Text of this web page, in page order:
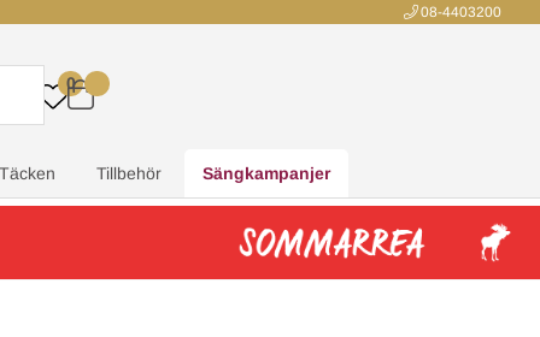
08-4403200
0
..
Täcken Tillbehör Sängkampanjer